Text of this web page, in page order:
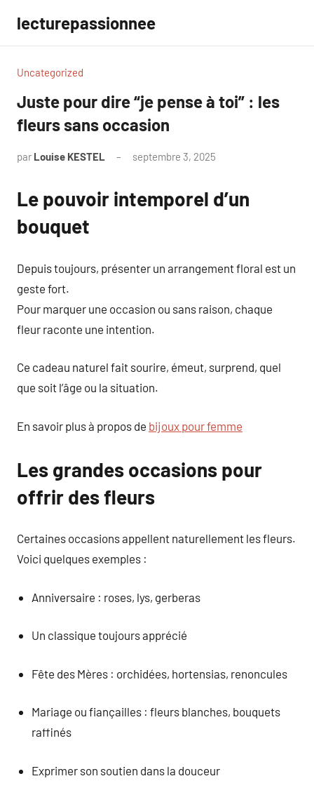
contenu
lecturepassionnee
Uncategorized
Juste pour dire “je pense à toi” : les
fleurs sans occasion
par Louise KESTEL septembre 3, 2025
Le pouvoir intemporel d’un
bouquet
Depuis toujours, présenter un arrangement floral est un
geste fort.
Pour marquer une occasion ou sans raison, chaque
fleur raconte une intention.
Ce cadeau naturel fait sourire, émeut, surprend, quel
que soit l’âge ou la situation.
En savoir plus à propos de bijoux pour femme
Les grandes occasions pour
offrir des fleurs
Certaines occasions appellent naturellement les fleurs.
Voici quelques exemples :
Anniversaire : roses, lys, gerberas
Un classique toujours apprécié
Fête des Mères : orchidées, hortensias, renoncules
Mariage ou fiançailles : fleurs blanches, bouquets
raffinés
Exprimer son soutien dans la douceur